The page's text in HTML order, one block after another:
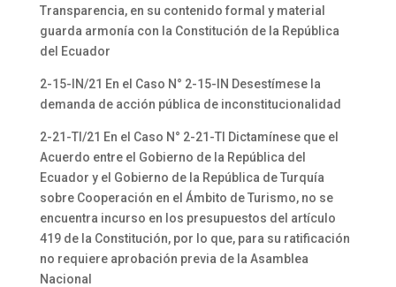
Transparencia, en su contenido formal y material
guarda armonía con la Constitución de la República
del Ecuador
2-15-IN/21 En el Caso N° 2-15-IN Desestímese la
demanda de acción pública de inconstitucionalidad
2-21-TI/21 En el Caso N° 2-21-TI Dictamínese que el
Acuerdo entre el Gobierno de la República del
Ecuador y el Gobierno de la República de Turquía
sobre Cooperación en el Ámbito de Turismo, no se
encuentra incurso en los presupuestos del artículo
419 de la Constitución, por lo que, para su ratificación
no requiere aprobación previa de la Asamblea
Nacional